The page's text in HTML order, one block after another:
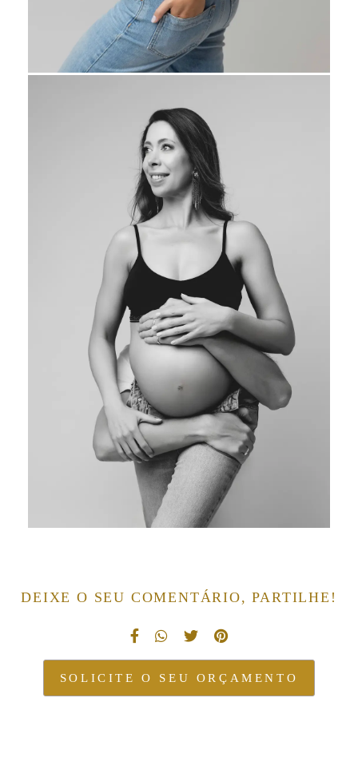
DEIXE O SEU COMENTÁRIO, PARTILHE!
SOLICITE O SEU ORÇAMENTO